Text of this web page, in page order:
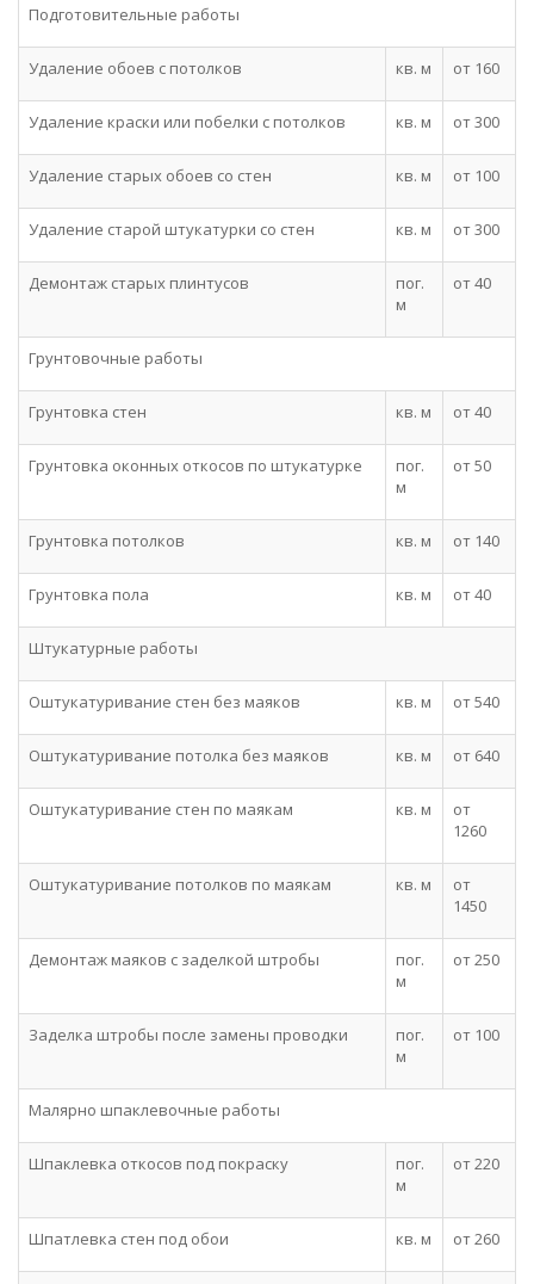
Подготовительные работы
Удаление обоев с потолков кв. м от 160
Удаление краски или побелки с потолков кв. м от 300
Удаление старых обоев со стен кв. м от 100
Удаление старой штукатурки со стен кв. м от 300
Демонтаж старых плинтусов
пог.
м
от 40
Грунтовочные работы
Грунтовка стен кв. м от 40
Грунтовка оконных откосов по штукатурке
пог.
м
от 50
Грунтовка потолков кв. м от 140
Грунтовка пола кв. м от 40
Штукатурные работы
Оштукатуривание стен без маяков кв. м от 540
Оштукатуривание потолка без маяков кв. м от 640
Оштукатуривание стен по маякам кв. м
от
1260
Оштукатуривание потолков по маякам кв. м
от
1450
Демонтаж маяков с заделкой штробы
пог.
м
от 250
Заделка штробы после замены проводки
пог.
м
от 100
Малярно шпаклевочные работы
Шпаклевка откосов под покраску
пог.
м
от 220
Шпатлевка стен под обои кв. м от 260